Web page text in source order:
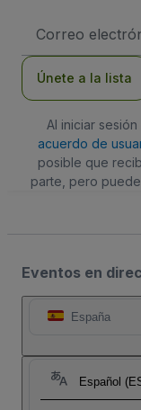
de
Únete a la lista
Al iniciar
acuerdo de
posible que
parte, pero
Eventos en
España
Español